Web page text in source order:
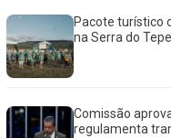
Pacote turístico
na Serra do
Comissão
regulamenta